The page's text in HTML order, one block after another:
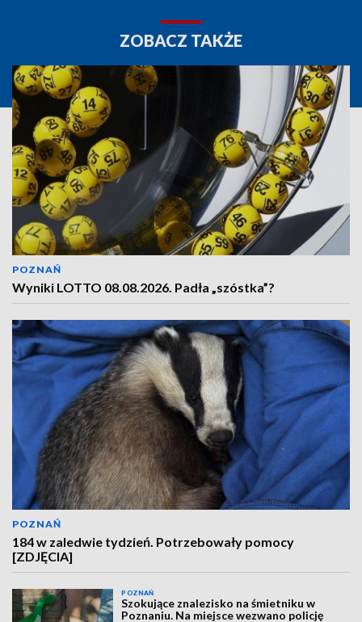
ZOBACZ TAKŻE
POZNAŃ
Wyniki LOTTO 08.08.2026. Padła „szóstka”?
POZNAŃ
184 w zaledwie tydzień. Potrzebowały pomocy
[ZDJĘCIA]
POZNAŃ
Szokujące znalezisko na śmietniku w
Poznaniu. Na miejsce wezwano policję